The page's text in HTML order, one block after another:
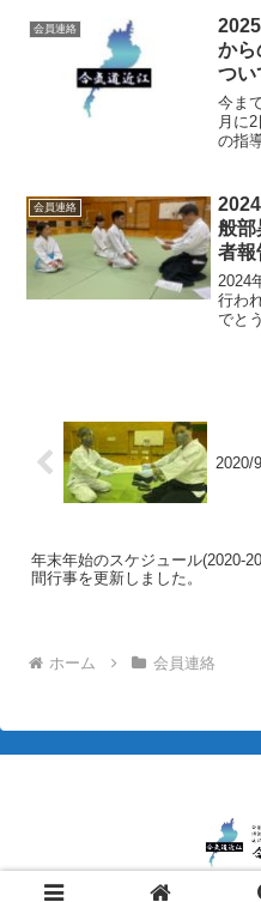
会員連絡
から
つい
今ま
月に
の指
自主
あく
会員連絡
般部
者報
2024
行わ
でと
2020/
年末年始のスケジュール(2020-
間行事を更新しました。
ホーム 会員連絡
Copyright © 2005-2026 合